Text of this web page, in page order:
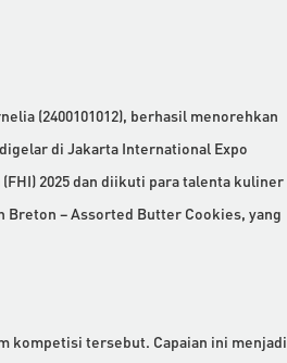
(2400101012), berhasil menorehkan
di Jakarta International Expo
2025 dan diikuti para talenta kuliner
– Assorted Butter Cookies, yang
kompetisi tersebut. Capaian ini menjadi